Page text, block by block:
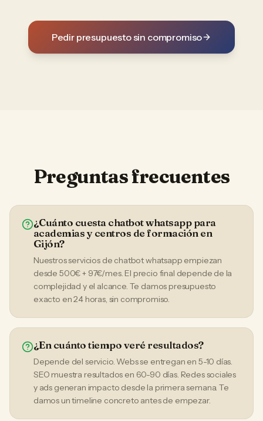
Pedir presupuesto sin compromiso
Preguntas frecuentes
¿Cuánto cuesta chatbot whatsapp para
academias y centros de formación en
Gijón?
Nuestros servicios de chatbot whatsapp empiezan
desde 500€ + 97€/mes. El precio final depende de la
complejidad y el alcance. Te damos presupuesto
exacto en 24 horas, sin compromiso.
¿En cuánto tiempo veré resultados?
Depende del servicio. Webs se entregan en 5-10 días.
SEO muestra resultados en 60-90 días. Redes sociales
y ads generan impacto desde la primera semana. Te
damos un timeline concreto antes de empezar.